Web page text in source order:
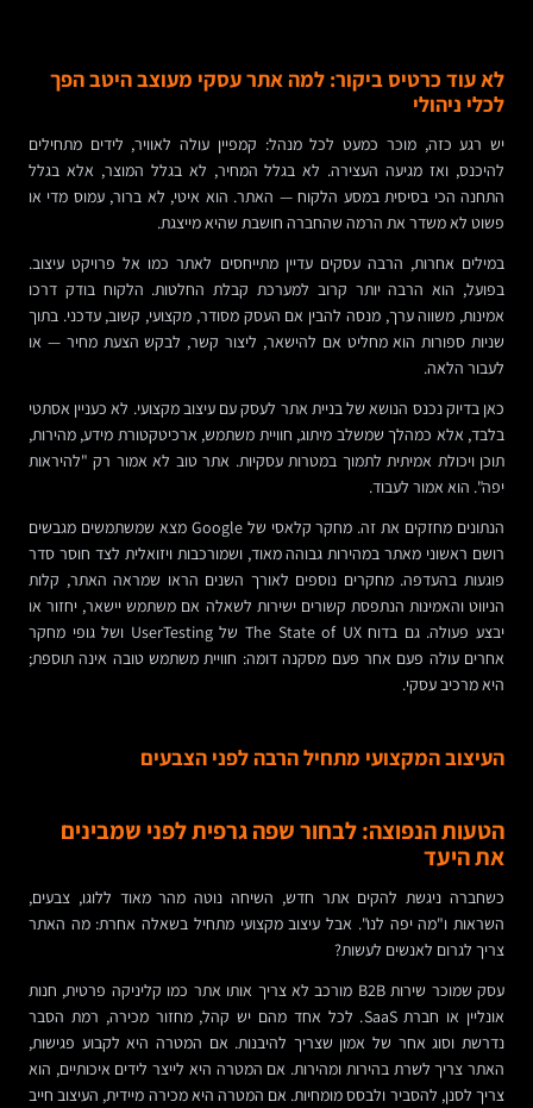
לא עוד כרטיס ביקור: למה אתר עסקי מעוצב היטב הפך
לכלי ניהולי
יש רגע כזה, מוכר כמעט לכל מנהל: קמפיין עולה לאוויר, לידים מתחילים
להיכנס, ואז מגיעה העצירה. לא בגלל המחיר, לא בגלל המוצר, אלא בגלל
התחנה הכי בסיסית במסע הלקוח — האתר. הוא איטי, לא ברור, עמוס מדי או
פשוט לא משדר את הרמה שהחברה חושבת שהיא מייצגת.
במילים אחרות, הרבה עסקים עדיין מתייחסים לאתר כמו אל פרויקט עיצוב.
בפועל, הוא הרבה יותר קרוב למערכת קבלת החלטות. הלקוח בודק דרכו
אמינות, משווה ערך, מנסה להבין אם העסק מסודר, מקצועי, קשוב, עדכני. בתוך
שניות ספורות הוא מחליט אם להישאר, ליצור קשר, לבקש הצעת מחיר — או
לעבור הלאה.
כאן בדיוק נכנס הנושא של בניית אתר לעסק עם עיצוב מקצועי. לא כעניין אסתטי
בלבד, אלא כמהלך שמשלב מיתוג, חוויית משתמש, ארכיטקטורת מידע, מהירות,
תוכן ויכולת אמיתית לתמוך במטרות עסקיות. אתר טוב לא אמור רק "להיראות
יפה". הוא אמור לעבוד.
הנתונים מחזקים את זה. מחקר קלאסי של Google מצא שמשתמשים מגבשים
רושם ראשוני מאתר במהירות גבוהה מאוד, ושמורכבות ויזואלית לצד חוסר סדר
פוגעות בהעדפה. מחקרים נוספים לאורך השנים הראו שמראה האתר, קלות
הניווט והאמינות הנתפסת קשורים ישירות לשאלה אם משתמש יישאר, יחזור או
יבצע פעולה. גם בדוח The State of UX של UserTesting ושל גופי מחקר
אחרים עולה פעם אחר פעם מסקנה דומה: חוויית משתמש טובה אינה תוספת;
היא מרכיב עסקי.
העיצוב המקצועי מתחיל הרבה לפני הצבעים
הטעות הנפוצה: לבחור שפה גרפית לפני שמבינים
את היעד
כשחברה ניגשת להקים אתר חדש, השיחה נוטה מהר מאוד ללוגו, צבעים,
השראות ו"מה יפה לנו". אבל עיצוב מקצועי מתחיל בשאלה אחרת: מה האתר
צריך לגרום לאנשים לעשות?
עסק שמוכר שירות B2B מורכב לא צריך אותו אתר כמו קליניקה פרטית, חנות
אונליין או חברת SaaS. לכל אחד מהם יש קהל, מחזור מכירה, רמת הסבר
נדרשת וסוג אחר של אמון שצריך להיבנות. אם המטרה היא לקבוע פגישות,
האתר צריך לשרת בהירות ומהירות. אם המטרה היא לייצר לידים איכותיים, הוא
צריך לסנן, להסביר ולבסס מומחיות. אם המטרה היא מכירה מיידית, העיצוב חייב